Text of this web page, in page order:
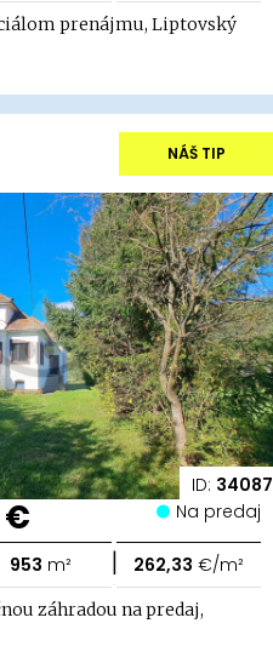
prenájmu, Liptovský
ID: 34087
NÁŠ TIP
€ Na predaj
953 m² | 262,33 €/m²
záhradou na predaj,